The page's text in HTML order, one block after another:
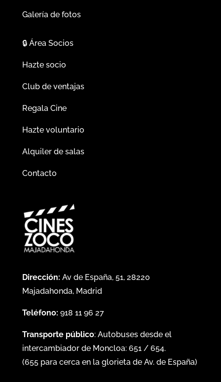
Galería de fotos
🔒Área Socios
Hazte socio
Club de ventajas
Regala Cine
Hazte voluntario
Alquiler de salas
Contacto
Dirección: Av de España, 51, 28220
Majadahonda, Madrid
Teléfono: 918 11 96 27
Transporte público: Autobuses desde el
intercambiador de Moncloa: 651/ 654.
(655para cerca en la glorieta de Av. de España)